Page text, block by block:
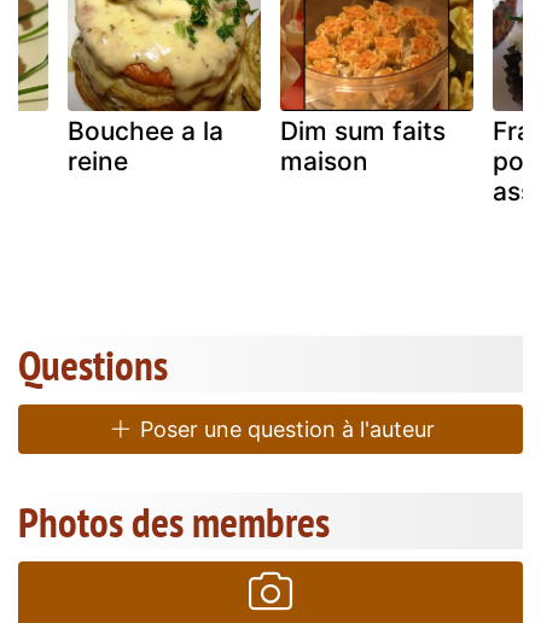
Bouchee a la
reine
Dim sum faits
maison
Questions
Poser une question à l'auteur
Photos des membres